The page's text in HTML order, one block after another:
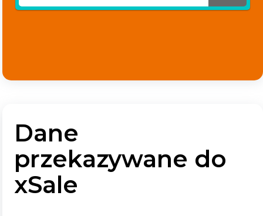
Dane
przekazywane do
xSale